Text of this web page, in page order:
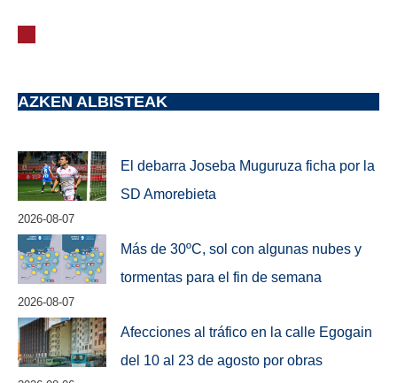
AZKEN ALBISTEAK
El debarra Joseba Muguruza ficha por la
SD Amorebieta
2026-08-07
Más de 30ºC, sol con algunas nubes y
tormentas para el fin de semana
2026-08-07
Afecciones al tráfico en la calle Egogain
del 10 al 23 de agosto por obras